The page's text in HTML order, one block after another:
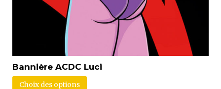
Bannière ACDC Luci
Choix des options